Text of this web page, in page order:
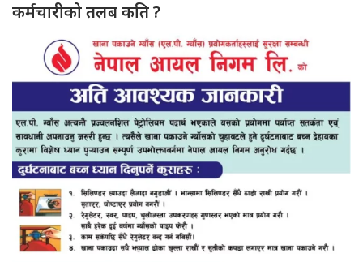
कर्मचारीको तलब कति ?